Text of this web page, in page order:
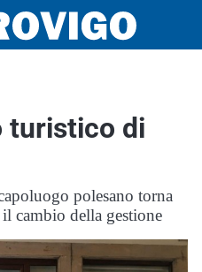
turistico di
polesano torna
cambio della gestione